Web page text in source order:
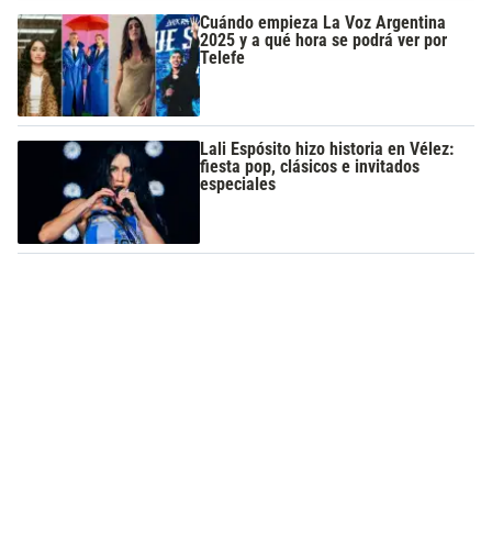
Cuándo empieza La Voz Argentina
2025 y a qué hora se podrá ver por
Telefe
Lali Espósito hizo historia en Vélez:
fiesta pop, clásicos e invitados
especiales